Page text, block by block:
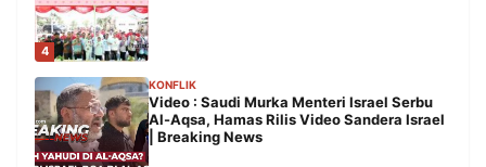
4
KONFLIK
Video : Saudi Murka Menteri Israel Serbu
Al-Aqsa, Hamas Rilis Video Sandera Israel
| Breaking News